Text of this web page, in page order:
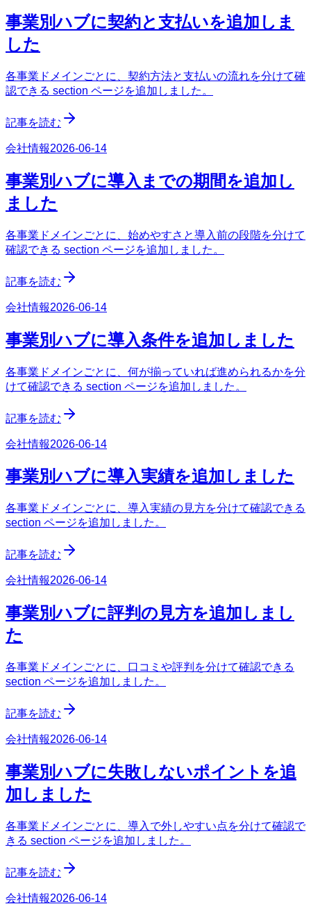
事業別ハブに契約と支払いを追加しま
した
各事業ドメインごとに、契約方法と支払いの流れを分けて確
認できる section ページを追加しました。
記事を読む
会社情報2026-06-14
事業別ハブに導入までの期間を追加し
ました
各事業ドメインごとに、始めやすさと導入前の段階を分けて
確認できる section ページを追加しました。
記事を読む
会社情報2026-06-14
事業別ハブに導入条件を追加しました
各事業ドメインごとに、何が揃っていれば進められるかを分
けて確認できる section ページを追加しました。
記事を読む
会社情報2026-06-14
事業別ハブに導入実績を追加しました
各事業ドメインごとに、導入実績の見方を分けて確認できる
section ページを追加しました。
記事を読む
会社情報2026-06-14
事業別ハブに評判の見方を追加しまし
た
各事業ドメインごとに、口コミや評判を分けて確認できる
section ページを追加しました。
記事を読む
会社情報2026-06-14
事業別ハブに失敗しないポイントを追
加しました
各事業ドメインごとに、導入で外しやすい点を分けて確認で
きる section ページを追加しました。
記事を読む
会社情報2026-06-14